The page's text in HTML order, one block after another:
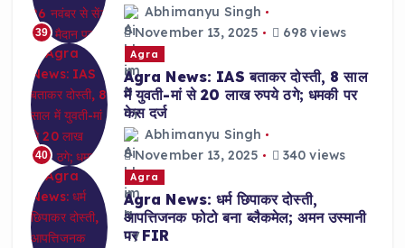
39
Abhimanyu Singh
November 13, 2025
698 views
40
Agra
Agra News: IAS बताकर दोस्ती, 8 साल
में युवती-मां से 20 लाख रुपये ठगे; धमकी पर
केस दर्ज
Abhimanyu Singh
November 13, 2025
340 views
Agra
Agra News: धर्म छिपाकर दोस्ती,
आपत्तिजनक फोटो बना ब्लैकमेल; अमन उस्मानी
पर FIR